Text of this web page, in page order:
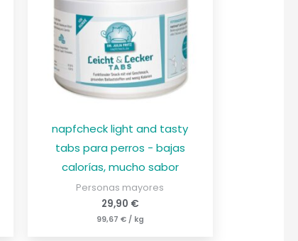
napfcheck light and tasty
tabs para perros - bajas
calorías, mucho sabor
Personas mayores
29,90 €
99,67 €/ kg